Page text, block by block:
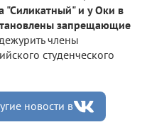
"Силикатный" и у Оки в
запрещающие
члены
студенческого
новости в